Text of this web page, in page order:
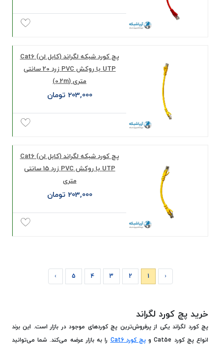
پچ کورد شبکه لگراند (کابل لن) Cat6
UTP با روکش PVC زرد 20 سانتی
متری (0.2m)
203,000 تومان
پچ کورد شبکه لگراند (کابل لن) Cat6
UTP با روکش PVC زرد 15 سانتی
متری
203,000 تومان
‹
1
2
3
4
5
›
خرید پچ کورد لگراند
پچ کورد لگراند یکی از پرفروش‌ترین پچ کوردهای موجود در بازار است. این برند
انواع پچ کورد Cat5e و
پچ کورد Cat6
را به بازار عرضه می‌کند. شما می‌توانید